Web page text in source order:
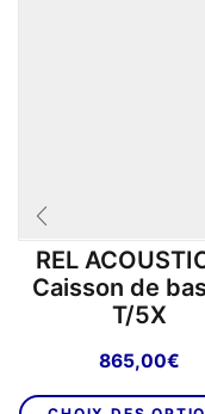
REL
Caisson de
T/5X
865,00€